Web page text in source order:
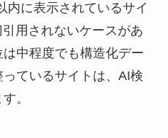
内に表示されているサイ
用されないケースがあ
中程度でも構造化デー
ているサイトは、AI検
。